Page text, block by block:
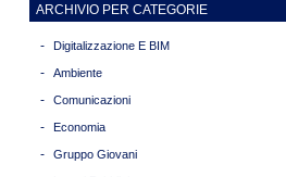
ARCHIVIO PER CATEGORIE
- Digitalizzazione E BIM
- Ambiente
- Comunicazioni
- Economia
- Gruppo Giovani